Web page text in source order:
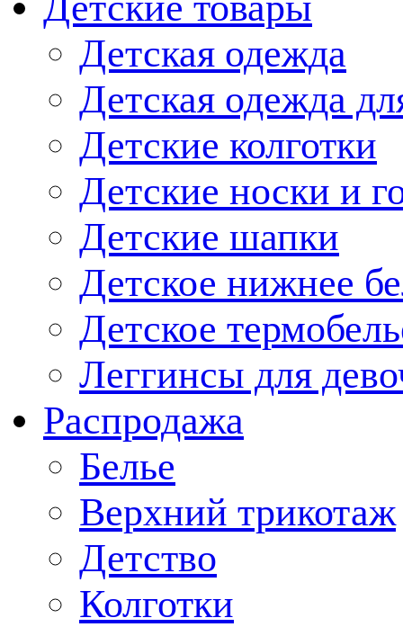
Детская одежда
Детская одежда
Детские колготки
Детские носки и
Детские шапки
Детское нижнее
Детское
Леггинсы для
Распродажа
Белье
Верхний трикотаж
Детство
Колготки